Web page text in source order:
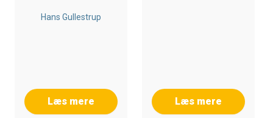
Hans Gullestrup
Læs mere Læs mere